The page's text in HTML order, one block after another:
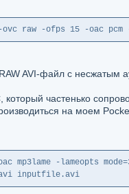
ovc raw -ofps 15 -oac
AVI-файл с несжатым
который частенько
на моем
mp3lame -lameopts
inputfile.avi